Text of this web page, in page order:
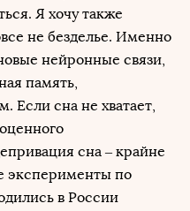
Я хочу также
не безделье. Именно
нейронные связи,
память,
Если сна не хватает,
сна – крайне
эксперименты по
в России